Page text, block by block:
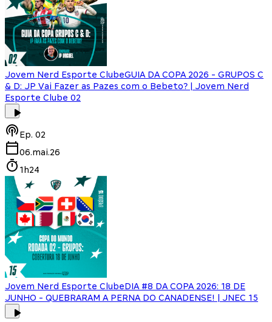
Jovem Nerd Esporte ClubeGUIA DA COPA 2026 - GRUPOS C
& D: JP Vai Fazer as Pazes com o Bebeto? | Jovem Nerd
Esporte Clube 02
Ep. 02
06.mai.26
1h24
Jovem Nerd Esporte ClubeDIA #8 DA COPA 2026: 18 DE
JUNHO - QUEBRARAM A PERNA DO CANADENSE! | JNEC 15